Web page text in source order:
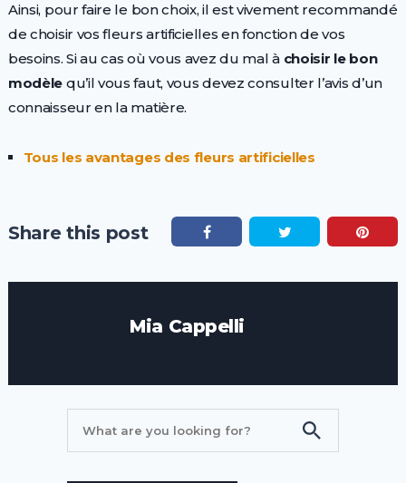
Ainsi, pour faire le bon choix, il est vivement recommandé
de choisir vos fleurs artificielles en fonction de vos
besoins. Si au cas où vous avez du mal à choisir le bon
modèle qu’il vous faut, vous devez consulter l’avis d’un
connaisseur en la matière.
Tous les avantages des fleurs artificielles
Share this post
Mia Cappelli